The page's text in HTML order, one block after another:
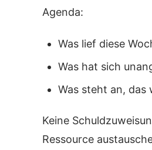
Agenda:
Was lief diese
Was hat sich
Was steht an, das
Keine
Ressource